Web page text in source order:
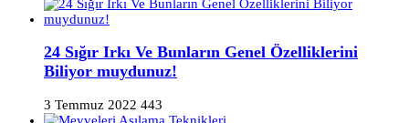
24 Sığır Irkı Ve Bunların Genel Özelliklerini
Biliyor muydunuz!
3 Temmuz 2022 443